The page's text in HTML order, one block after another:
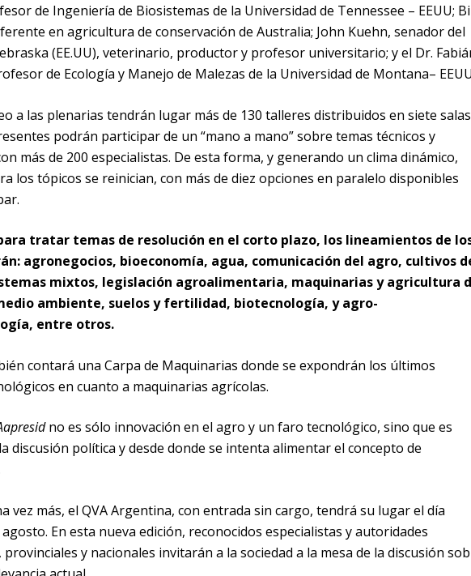
de Ingeniería de Biosistemas de la Universidad de Tennessee – EEUU;
en agricultura de conservación de Australia; John Kuehn, senador del
(EE.UU), veterinario, productor y profesor universitario; y el Dr.
de Ecología y Manejo de Malezas de la Universidad de Montana–
a las plenarias tendrán lugar más de 130 talleres distribuidos en siete
podrán participar de un “mano a mano” sobre temas técnicos y
más de 200 especialistas. De esta forma, y generando un clima dinámico,
los tópicos se reinician, con más de diez opciones en paralelo disponibles
tratar temas de resolución en el corto plazo, los lineamientos de
agronegocios, bioeconomía, agua, comunicación del agro, cultivos
mixtos, legislación agroalimentaria, maquinarias y agricultura
ambiente, suelos y fertilidad, biotecnología, y agro-
entre otros.
contará una Carpa de Maquinarias donde se expondrán los últimos
en cuanto a maquinarias agrícolas.
no es sólo innovación en el agro y un faro tecnológico, sino que es
discusión política y desde donde se intenta alimentar el concepto de
vez más, el QVA Argentina, con entrada sin cargo, tendrá su lugar el día
En esta nueva edición, reconocidos especialistas y autoridades
provinciales y nacionales invitarán a la sociedad a la mesa de la discusión